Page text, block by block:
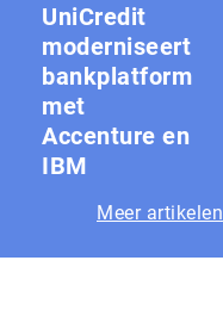
UniCredit
moderniseert
bankplatform
met
Accenture en
IBM
Meer artikelen